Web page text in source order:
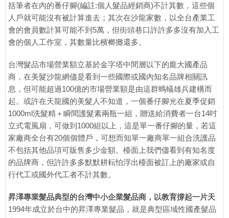
括筆者在內的番仔腳(編註:個人髮品經銷商)不計其數，這些個
人戶就可能沒有被計算進去；其次在沙龍家數，以全台產業工
會的會員數計算可能不到5萬，但街頭巷口許許多多沒有加入工
會的個人工作室，其數量比檳榔攤還多。
台灣髮品市場營業額立基於金字塔中間層以下的龐大國產品
商，在美髮沙龍網儘是看到一些國際或國內知名品牌相關訊
息，但可能超過100億的市場營業額是由這群螞蟻雄兵建構而
起。或許在天龍國的美髮人不知道，一個番仔腳光在夏季促銷
1000ml洗髮精＋瞬間護髮素兩瓶一組，贈送給消費者一台14吋
立式電風扇，可做到1000組以上，這是單一番仔腳的量，若這
家廠商全台有20個個體戶，可想而知單一廠商單一組合洗護品
不包括其他品項可販售多少金額。檯面上我們儘看到有知名度
的品牌商，但許許多多默默耕耘怕浮出檯面被訂上的廠家或自
行代工或國外代工者不計其數。
昇澤專業髮品典型的台灣中小企業髮品商，以教育撐起一片天
1994年成立於台中的昇澤專業髮品，就是典型區域性國產髮品